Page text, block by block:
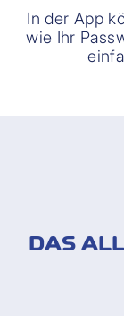
In der App
wie Ihr
DAS